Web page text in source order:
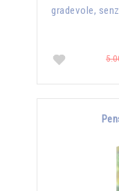
gradevole,